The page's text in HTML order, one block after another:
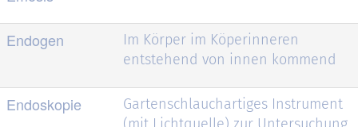
Endogen
Im Körper im Köperinneren
entstehend von innen kommend
Endoskopie
Gartenschlauchartiges Instrument